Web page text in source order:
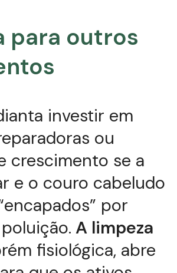
para outros
investir em
ou
crescimento se a
e o couro cabeludo
por
A limpeza
fisiológica, abre